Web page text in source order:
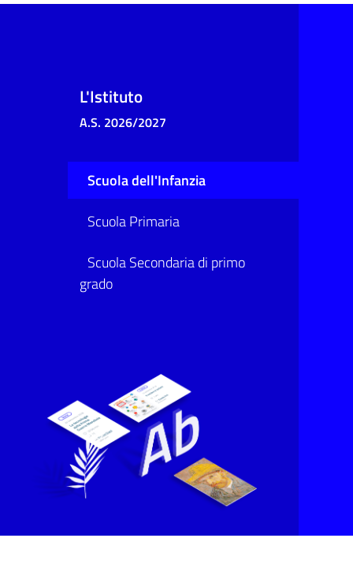
L'Istituto
A.S. 2026/2027
Scuola dell'Infanzia
Scuola Primaria
Scuola Secondaria di primo
grado